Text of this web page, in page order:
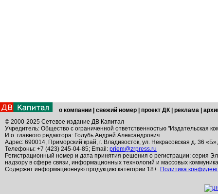
о компании свежий номер проект ДК реклама
© 2000-2025 Сетевое издание ДВ Капитал
Учредитель: Общество с ограниченной ответственностью "Издательская
И.о. главного редактора: Голубь Андрей Александрович
Адрес: 690014, Приморский край, г. Владивосток, ул. Некрасовская д. 36
Телефоны: +7 (423) 245-04-85; Email: priem@zrpress.ru
Регистрационный номер и дата принятия решения о регистрации: серия
надзору в сфере связи, информационных технологий и массовых
Содержит информационную продукцию категории 18+. Политика